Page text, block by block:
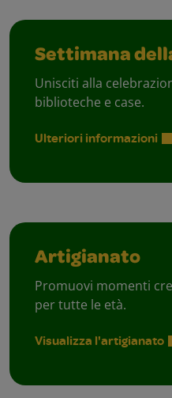
Settimana
Unisciti alla
biblioteche e case.
Ulteriori informazioni
Artigianato
Promuovi momenti
per tutte le età.
Visualizza l'artigianato